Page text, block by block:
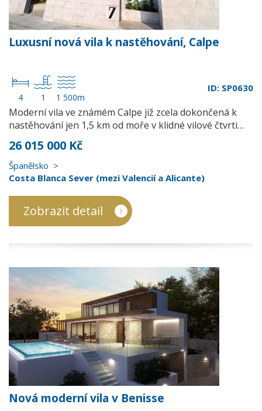
Luxusní nová vila k nastěhování, Calpe
4 1 1 500m
ID: SP0630
Moderní vila ve známém Calpe již zcela dokončená k
nastěhování jen 1,5 km od moře v klidné vilové čtvrti…
26 015 000 Kč
Španělsko
Costa Blanca Sever (mezi Valencií a Alicante)
Zobrazit detail
Nová moderní vila v Benisse